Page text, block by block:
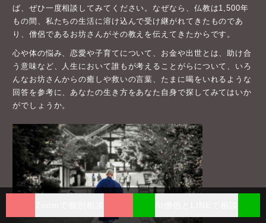
ば、ぜひ一度相談してみてください。なぜなら、仏教は1,500年
もの間、私たちの生活に溶け込んで受け継がれてきたものであ
り、僧侶であるお坊さんがその教えを伝えてきたからです。
心や体の悩み、恋愛や子育てについて、お金や出世とは、助け合
う意味など、人生において誰もが考えることがらについて、いろ
んなお坊さんからの癒しや救いの言葉、たまに喝をいれるような
回答を参考に、あなたの生き方をあなた自身で探してみてはいか
がでしょうか。